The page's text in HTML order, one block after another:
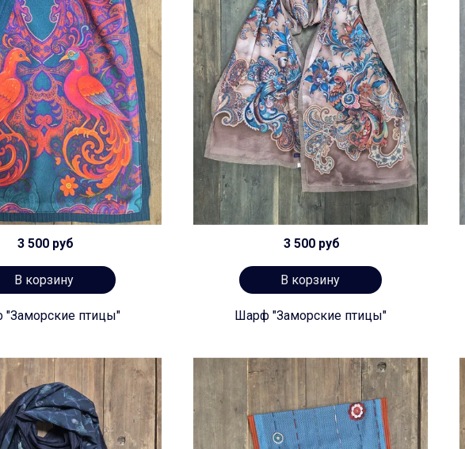
3 500 руб
В корзину
птицы"
3 500 руб
В корзину
Шарф "Заморские птицы"